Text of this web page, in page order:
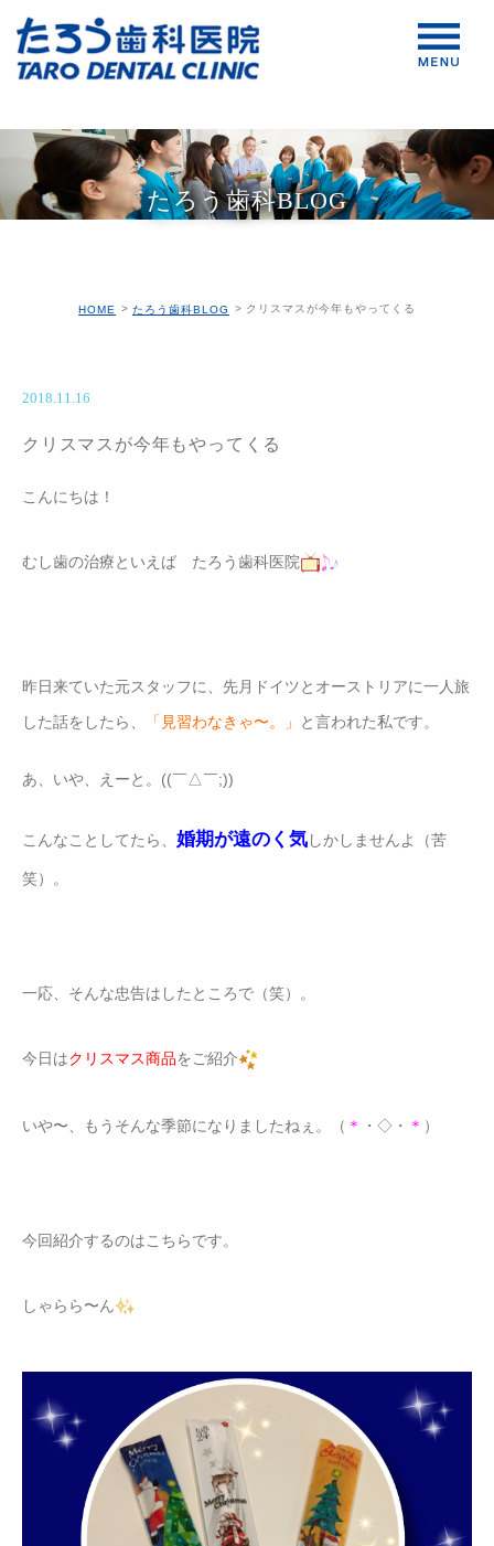
たろう歯科BLOG
HOME たろう歯科BLOG クリスマスが今年もやってくる
2018.11.16
クリスマスが今年もやってくる
こんにちは！
むし歯の治療といえば たろう歯科医院
昨日来ていた元スタッフに、先月ドイツとオーストリアに一人旅
した話をしたら、
「見習わなきゃ〜。」 と言われた私です。
あ、いや、えーと。((￣△￣;))
こんなことしてたら、 婚期が遠のく気しかしませんよ（苦
笑）。
一応、そんな忠告はしたところで（笑）。
今日はクリスマス商品をご紹介
いや〜、もうそんな季節になりましたねぇ。（ ＊ ・◇・ ＊ ）
今回紹介するのはこちらです。
しゃらら〜ん